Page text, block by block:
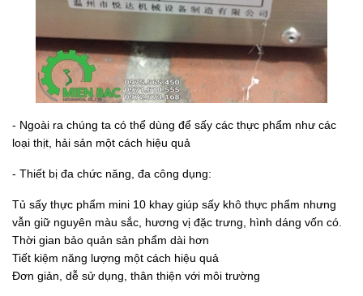
- Ngoài ra chúng ta có thể dùng để sấy các thực phẩm như các
loại thịt, hải sản một cách hiệu quả
- Thiết bị đa chức năng, đa công dụng:
Tủ sấy thực phẩm mini 10 khay giúp sấy khô thực phẩm nhưng
vẫn giữ nguyên màu sắc, hương vị đặc trưng, hình dáng vốn có.
Thời gian bảo quản sản phẩm dài hơn
Tiết kiệm năng lượng một cách hiệu quả
Đơn giản, dễ sử dụng, thân thiện với môi trường